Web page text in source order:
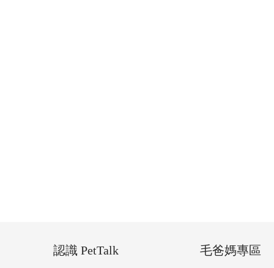
認識 PetTalk 毛爸媽專區